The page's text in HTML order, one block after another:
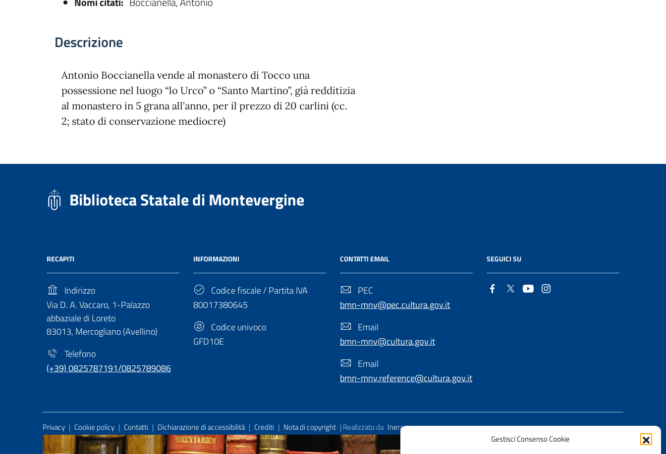
Gestisci Consenso Cookie
Descrizione
Antonio Boccianella vende al monastero di Tocco una
possessione nel luogo “lo Urco” o “Santo Martino”, già redditizia
al monastero in 5 grana all’anno, per il prezzo di 20 carlini (cc.
2; stato di conservazione mediocre)
Biblioteca Statale di Montevergine
RECAPITI
Indirizzo
Via D. A. Vaccaro, 1-Palazzo
abbaziale di Loreto
83013, Mercogliano (Avellino)
Telefono
(+39) 0825787191/0825789086
INFORMAZIONI
Codice fiscale / Partita IVA
80017380645
Codice univoco
GFD10E
CONTATTI EMAIL
PEC
bmn-mnv@pec.cultura.gov.it
Email
bmn-mnv@cultura.gov.it
Email
bmn-mnv.reference@cultura.gov.it
SEGUICI SU
Useful Links Section
Privacy | Cookie policy | Contatti | Dichiarazione di accessibilità | Crediti | Nota di copyright | Realizzato da Inera